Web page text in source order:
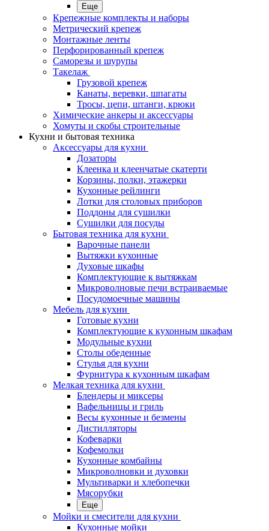
Еще
Крепежные комплекты и наборы
Метрический крепеж
Монтажные ленты
Перфорированный крепеж
Саморезы и шурупы
Такелаж
Грузовой крепеж
Канаты, веревки, шпагаты
Тросы, цепи, штанги, крюки
Химические анкеры и аксессуары
Хомуты и скобы строительные
Кухни и бытовая техника
Аксессуары для кухни
Дозаторы
Клеенка и клеенчатые скатерти
Корзины, полки, этажерки
Кухонные рейлинги
Лотки для столовых приборов
Поддоны для сушилки
Сушилки для посуды
Бытовая техника для кухни
Варочные панели
Вытяжки кухонные
Духовые шкафы
Комплектующие к вытяжкам
Микроволновые печи встраиваемые
Посудомоечные машины
Мебель для кухни
Готовые кухни
Комплектующие к кухонным шкафам
Модульные кухни
Столы обеденные
Стулья для кухни
Фурнитура к кухонным шкафам
Мелкая техника для кухни
Блендеры и миксеры
Вафельницы и гриль
Весы кухонные и безмены
Дистилляторы
Кофеварки
Кофемолки
Кухонные комбайны
Микроволновки и духовки
Мультиварки и хлебопечки
Мясорубки
Еще
Мойки и смесители для кухни
Кухонные мойки